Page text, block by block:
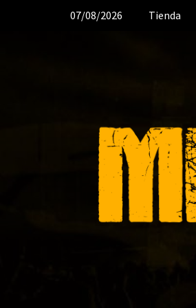
07/08/2026 Tienda